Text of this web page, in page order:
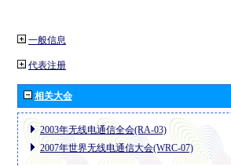
一般信息
代表注册
相关大会
2003年无线电通信全会(RA-03)
2007年世界无线电通信大会(WRC-07)